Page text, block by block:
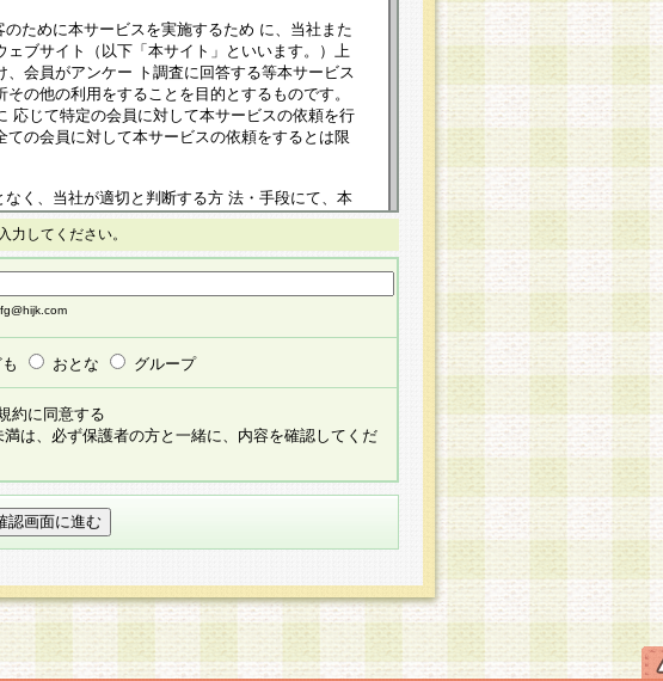
ために本サービスを実施するため に、当社また
ブサイト（以下「本サイト」といいます。）上
会員がアンケー ト調査に回答する等本サービス
の他の利用をすることを目的とするものです。
応じて特定の会員に対して本サービスの依頼を行
の会員に対して本サービスの依頼をするとは限
く、当社が適切と判断する方 法・手段にて、本
とができるものとします。改定後の本規約等
ときに、その 他の諸規定については、会員に対
示したときのいずれか早い時期をもってその効
員登録希望者の自由な意思で提 供いただいたも
望者が自らの個人情報の提供を希望されない場
いたしません が、提供されないことによって、当
だけない場合がありますことを予めご了承くださ
個人情報の開示・訂正・追加・ 利用停止等を求
当社にて確認できた場合に限り、法令に準拠し
所定の登録手続きを全て完了し、当社が承認した
力してください。
おとな グループ
約に同意する
は、必ず保護者の方と一緒に、内容を確認してくだ